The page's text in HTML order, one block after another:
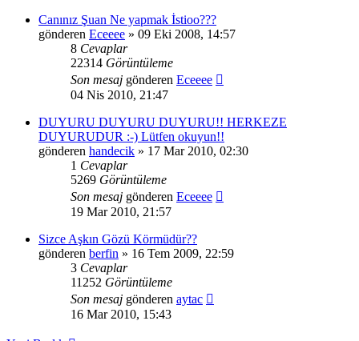
Canınız Şuan Ne yapmak İstioo???
gönderen Eceeee » 09 Eki 2008, 14:57
8 Cevaplar
22314 Görüntüleme
Son mesaj gönderen Eceeee
04 Nis 2010, 21:47
DUYURU DUYURU DUYURU!! HERKEZE
DUYURUDUR :-) Lütfen okuyun!!
gönderen handecik » 17 Mar 2010, 02:30
1 Cevaplar
5269 Görüntüleme
Son mesaj gönderen Eceeee
19 Mar 2010, 21:57
Sizce Aşkın Gözü Körmüdür??
gönderen berfin » 16 Tem 2009, 22:59
3 Cevaplar
11252 Görüntüleme
Son mesaj gönderen aytac
16 Mar 2010, 15:43